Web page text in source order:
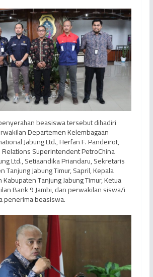
beasiswa tersebut dihadiri
Departemen Kelembagaan
Jabung Ltd., Herfan F. Pandeirot,
Superintendent PetroChina
Ltd., Setiaandika Priandaru, Sekretaris
Tanjung Jabung Timur, Sapril, Kepala
Tanjung Jabung Timur, Ketua
Bank 9 Jambi, dan perwakilan siswa/i
penerima beasiswa.